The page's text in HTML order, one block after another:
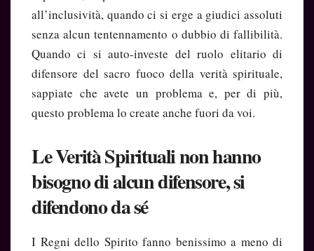
all’inclusività, quando ci si erge a giudici assoluti
senza alcun tentennamento o dubbio di fallibilità.
Quando ci si auto-investe del ruolo elitario di
difensore del sacro fuoco della verità spirituale,
sappiate che avete un problema e, per di più,
questo problema lo create anche fuori da voi.
Le Verità Spirituali non hanno
bisogno di alcun difensore, si
difendono da sé
I Regni dello Spirito fanno benissimo a meno di